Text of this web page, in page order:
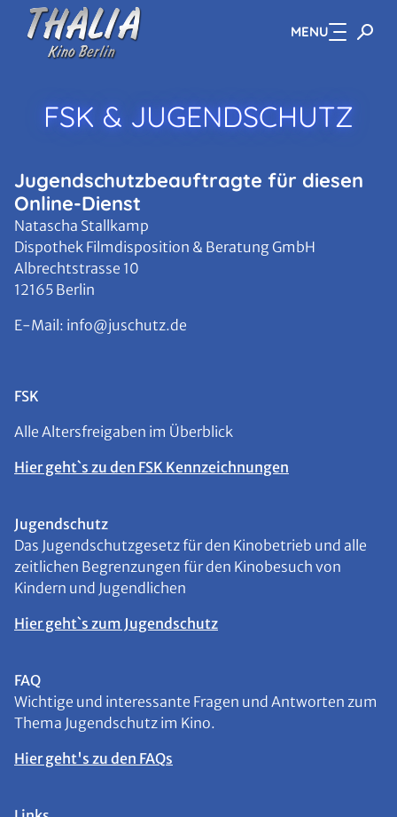
Zum Hauptinhalt springen MENU
FSK & JUGENDSCHUTZ
Jugendschutzbeauftragte für diesen
Online-Dienst
Natascha Stallkamp
Dispothek Filmdisposition & Beratung GmbH
Albrechtstrasse 10
12165 Berlin
E-Mail: info@juschutz.de
FSK
Alle Altersfreigaben im Überblick
Hier geht`s zu den FSK Kennzeichnungen
Jugendschutz
Das Jugendschutzgesetz für den Kinobetrieb und alle
zeitlichen Begrenzungen für den Kinobesuch von
Kindern und Jugendlichen
Hier geht`s zum Jugendschutz
FAQ
Wichtige und interessante Fragen und Antworten zum
Thema Jugendschutz im Kino.
Hier geht's zu den FAQs